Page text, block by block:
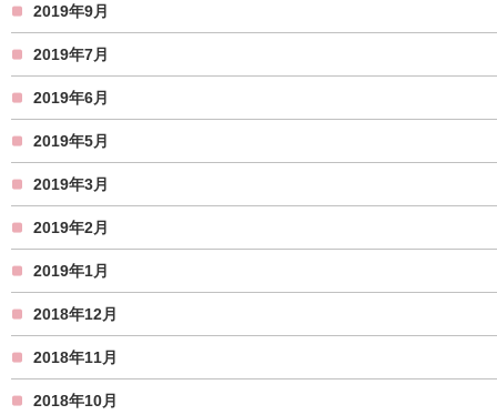
2019年9月
2019年7月
2019年6月
2019年5月
2019年3月
2019年2月
2019年1月
2018年12月
2018年11月
2018年10月